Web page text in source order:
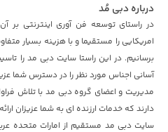
درباره دبی مُد
در راستای توسعه فن آوری اینترنتی بر
امریکایی را مستقیما و با هزینه بسیار
برسانیم. در این راستا سایت دبی مد را
آسانی اجناس مورد نظر را در دسترس شما
مدیریت و اعضای گروه دبی مد با تلاش
دارند که خدمات ارزنده ای به شما عزیزان
سایت دبی مد مستقیم از امارات متحده